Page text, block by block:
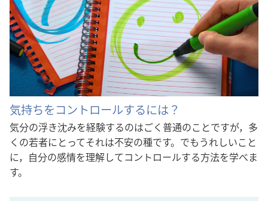
気持ちをコントロールするには？
気分の浮き沈みを経験するのはごく普通のことですが，多
くの若者にとってそれは不安の種です。でもうれしいこと
に，自分の感情を理解してコントロールする方法を学べま
す。